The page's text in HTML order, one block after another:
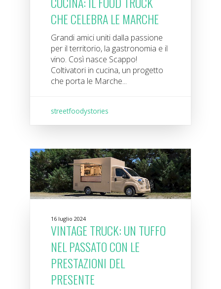
CHE CELEBRA LE MARCHE
Grandi amici uniti dalla passione
per il territorio, la gastronomia e il
vino. Così nasce Scappo!
Coltivatori in cucina, un progetto
che porta le Marche...
streetfoodystories
16 luglio 2024
VINTAGE TRUCK: UN TUFFO
NEL PASSATO CON LE
PRESTAZIONI DEL
PRESENTE